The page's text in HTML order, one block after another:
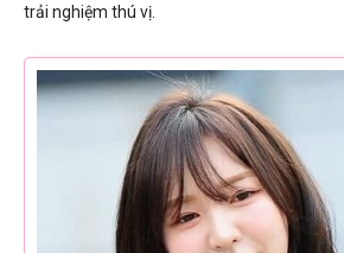
trải nghiệm thú vị.